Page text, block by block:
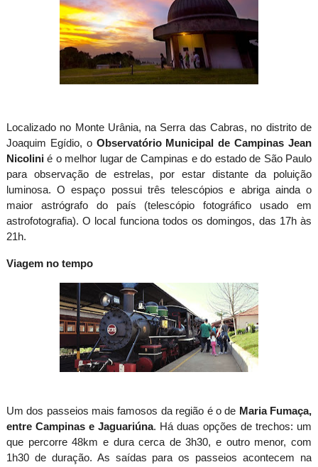
Localizado no Monte Urânia, na Serra das Cabras, no distrito de
Joaquim Egídio, o Observatório Municipal de Campinas Jean
Nicolinié o melhor lugar de Campinas e do estado de São Paulo
para observação de estrelas, por estar distante da poluição
luminosa. O espaço possui três telescópios e abriga ainda o
maior astrógrafo do país (telescópio fotográfico usado em
astrofotografia). O local funciona todos os domingos, das 17h às
21h.
Viagem no tempo
Um dos passeios mais famosos da região é o de Maria Fumaça,
entre Campinas e Jaguariúna. Há duas opções de trechos: um
que percorre 48km e dura cerca de 3h30, e outro menor, com
1h30 de duração. As saídas para os passeios acontecem na